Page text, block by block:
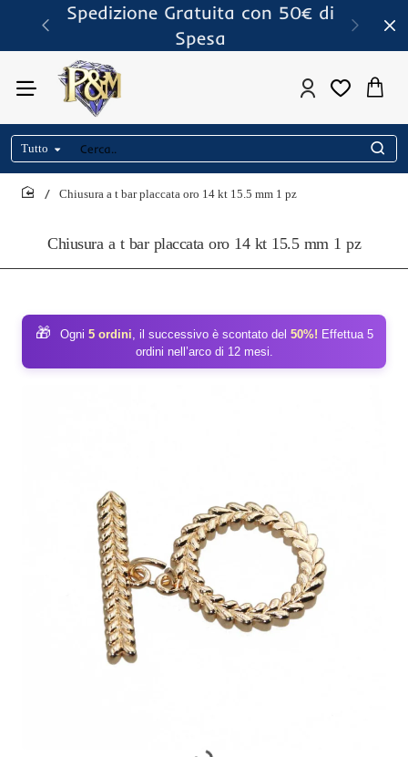
Spedizione Gratuita con 50€ di
Spesa
Tutto
Cerca..
Chiusura a t bar placcata oro 14 kt 15.5 mm 1 pz
Chiusura a t bar placcata oro 14 kt 15.5 mm 1 pz
🎁 Ogni 5 ordini, il successivo è scontato del 50%! Effettua 5
ordini nell’arco di 12 mesi.